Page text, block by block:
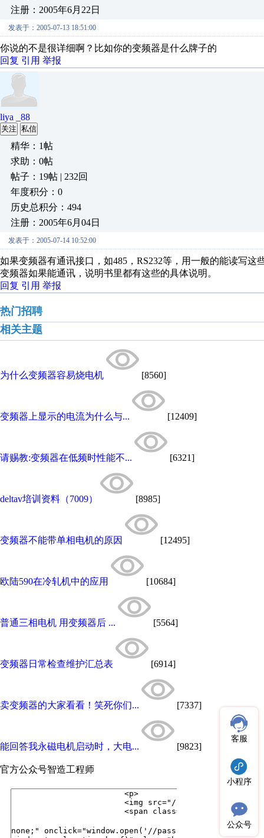
注册：2005年6月22日
发表于：2005-07-13 18:51:00
你说的不是很详细啊？比如你的变频器是什么牌子的
回复 引用 举报
liya _88
关注 私信
精华：1帖
求助：0帖
帖子：19帖 | 232回
年度积分：0
历史总积分：494
注册：2005年6月04日
发表于：2005-07-14 10:52:00
如果变频器有通讯接口，如485，RS232等，用一般的能读写
变频器如果能通讯，说明书里都有这些的具体说明。
回复 引用 举报
热门招聘
相关主题
为什么变频器容易烧电机 [8560]
变频器上显示的电流为什么与... [12409]
请赐教:变频器在低频时性能不... [6321]
deltav培训资料（7009） [8985]
变频器不能带单相电机的原因 [12495]
欧陆590在冷轧机中的应用 [10684]
普通三相电机 用变频器后 ... [5564]
变频器日常检查维护汇总表 [6914]
卖变频器的大家看看！笑死你们... [7337]
能回答我永磁电机启动时，大电... [9823]
官方公众号智造工程师
客服
小程序
公众号